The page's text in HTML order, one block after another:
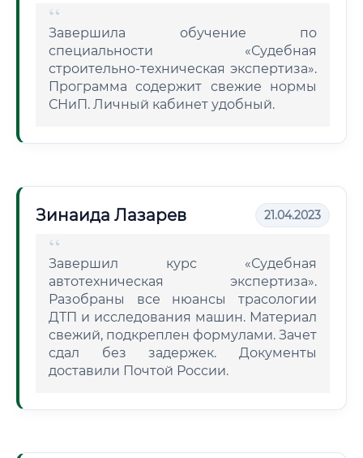
Завершила обучение по
специальности «Судебная
строительно-техническая экспертиза».
Программа содержит свежие нормы
СНиП. Личный кабинет удобный.
Зинаида Лазарев 21.04.2023
Завершил курс «Судебная
автотехническая экспертиза».
Разобраны все нюансы трасологии
ДТП и исследования машин. Материал
свежий, подкреплен формулами. Зачет
сдал без задержек. Документы
доставили Почтой России.